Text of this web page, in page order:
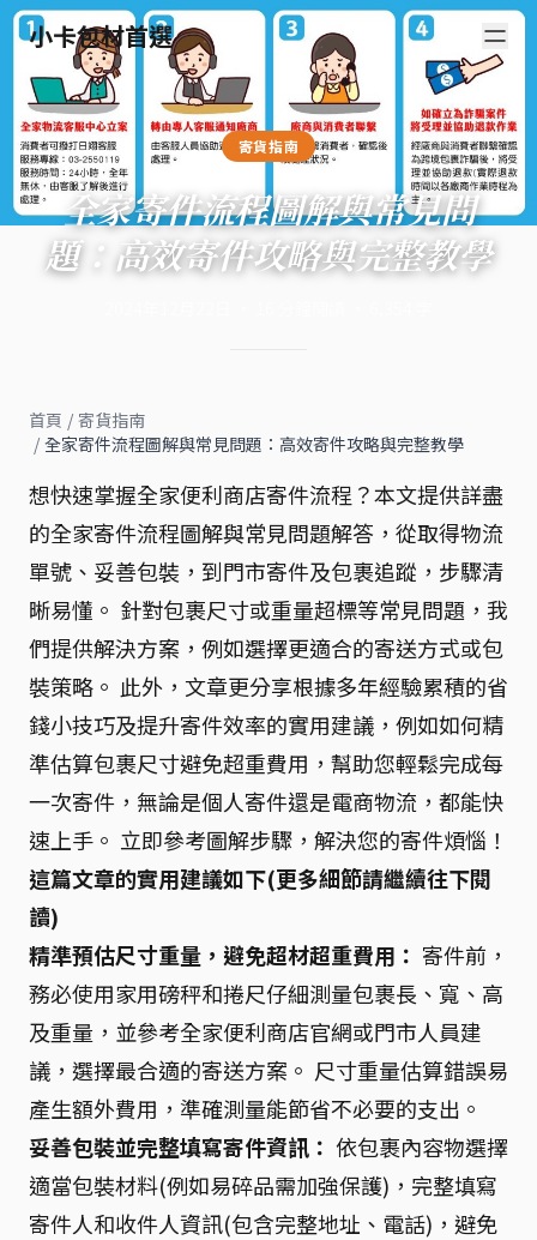
小卡包材首選
寄貨指南
全家寄件流程圖解與常見問
題：高效寄件攻略與完整教學
首頁 / 寄貨指南
/ 全家寄件流程圖解與常見問題：高效寄件攻略與完整教學
想快速掌握全家便利商店寄件流程？本文提供詳盡
的全家寄件流程圖解與常見問題解答，從取得物流
單號、妥善包裝，到門市寄件及包裹追蹤，步驟清
晰易懂。 針對包裹尺寸或重量超標等常見問題，我
們提供解決方案，例如選擇更適合的寄送方式或包
裝策略。 此外，文章更分享根據多年經驗累積的省
錢小技巧及提升寄件效率的實用建議，例如如何精
準估算包裹尺寸避免超重費用，幫助您輕鬆完成每
一次寄件，無論是個人寄件還是電商物流，都能快
速上手。 立即參考圖解步驟，解決您的寄件煩惱！
這篇文章的實用建議如下(更多細節請繼續往下閱
讀)
精準預估尺寸重量，避免超材超重費用： 寄件前，
務必使用家用磅秤和捲尺仔細測量包裹長、寬、高
及重量，並參考全家便利商店官網或門市人員建
議，選擇最合適的寄送方案。 尺寸重量估算錯誤易
產生額外費用，準確測量能節省不必要的支出。
妥善包裝並完整填寫寄件資訊： 依包裹內容物選擇
適當包裝材料(例如易碎品需加強保護)，完整填寫
寄件人和收件人資訊(包含完整地址、電話)，避免